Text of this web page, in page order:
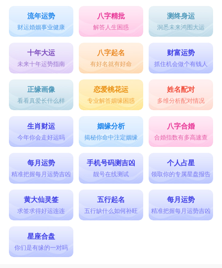
流年运势
财运婚姻事业健康
八字精批
解答人生困惑
测终身运
洞悉未来鸿图大运
十年大运
未来十年运势指南
八字起名
有好名就有好命
财富运势
抓住机会做个有钱人
正缘画像
看看真爱长什么样
恋爱桃花运
专业解答姻缘困惑
姓名配对
多维分析配对情况
生肖财运
今年你会走好运吗
姻缘分析
揭秘你命中注定姻缘
八字合婚
合婚指数有多高速查
每月运势
精准把握每月运势吉凶
手机号码测吉凶
靓号在线测试
个人占星
领取你的专属星盘报告
黄大仙灵签
求签求得好运连连
五行起名
五行缺什么如何补旺
每月运势
精准把握每月运势吉凶
星座合盘
你们是有缘的一对吗